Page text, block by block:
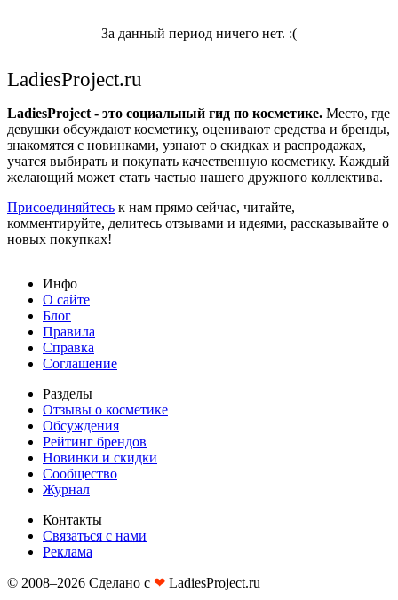
За данный период ничего нет. :(
LadiesProject.ru
LadiesProject - это социальный гид по косметике. Место, где
девушки обсуждают косметику, оценивают средства и бренды,
знакомятся с новинками, узнают о скидках и распродажах,
учатся выбирать и покупать качественную косметику. Каждый
желающий может стать частью нашего дружного коллектива.
Присоединяйтесь к нам прямо сейчас, читайте,
комментируйте, делитесь отзывами и идеями, рассказывайте о
новых покупках!
Инфо
О сайте
Блог
Правила
Справка
Соглашение
Разделы
Отзывы о косметике
Обсуждения
Рейтинг брендов
Новинки и скидки
Сообщество
Журнал
Контакты
Связаться с нами
Реклама
© 2008–2026 Сделано с ❤︎ LadiesProject.ru